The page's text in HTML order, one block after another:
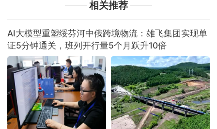
相关推荐
AI大模型重塑绥芬河中俄跨境物流：雄飞集团实现单
证5分钟通关，班列开行量5个月跃升10倍